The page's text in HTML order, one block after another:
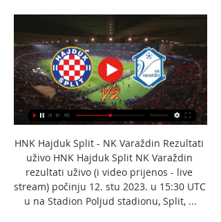
HNK Hajduk Split - NK Varaždin Rezultati
uživo HNK Hajduk Split NK Varaždin
rezultati uživo (i video prijenos - live
stream) počinju 12. stu 2023. u 15:30 UTC
u na Stadion Poljud stadionu, Split, ...